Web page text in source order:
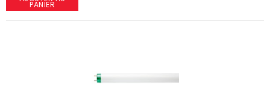
PANIER